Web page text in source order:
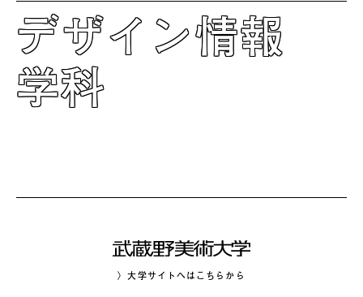
デザイン情報
学科
〉大学サイトへはこちらから